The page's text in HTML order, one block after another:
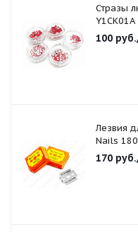
Стразы
100 руб.
Лезвия
Nails
170 руб.